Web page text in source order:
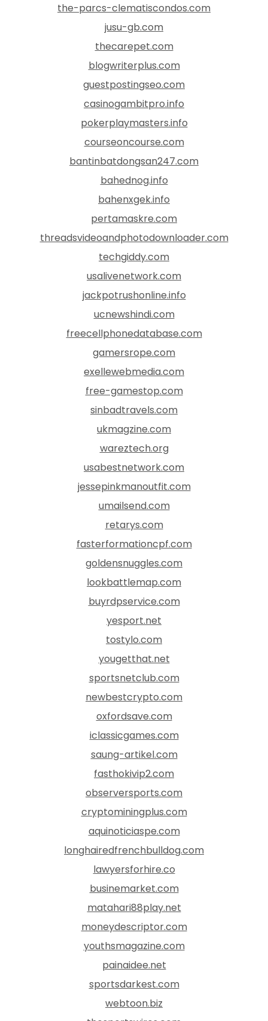
the-parcs-clematiscondos.com
jusu-gb.com
thecarepet.com
blogwriterplus.com
guestpostingseo.com
casinogambitpro.info
pokerplaymasters.info
courseoncourse.com
bantinbatdongsan247.com
bahednog.info
bahenxgek.info
pertamaskre.com
threadsvideoandphotodownloader.com
techgiddy.com
usalivenetwork.com
jackpotrushonline.info
ucnewshindi.com
freecellphonedatabase.com
gamersrope.com
exellewebmedia.com
free-gamestop.com
sinbadtravels.com
ukmagzine.com
wareztech.org
usabestnetwork.com
jessepinkmanoutfit.com
umailsend.com
retarys.com
fasterformationcpf.com
goldensnuggles.com
lookbattlemap.com
buyrdpservice.com
yesport.net
tostylo.com
yougetthat.net
sportsnetclub.com
newbestcrypto.com
oxfordsave.com
iclassicgames.com
saung-artikel.com
fasthokivip2.com
observersports.com
cryptominingplus.com
aquinoticiaspe.com
longhairedfrenchbulldog.com
lawyersforhire.co
businemarket.com
matahari88play.net
moneydescriptor.com
youthsmagazine.com
painaidee.net
sportsdarkest.com
webtoon.biz